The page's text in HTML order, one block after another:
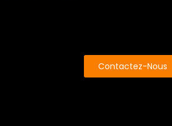
Contactez-Nous